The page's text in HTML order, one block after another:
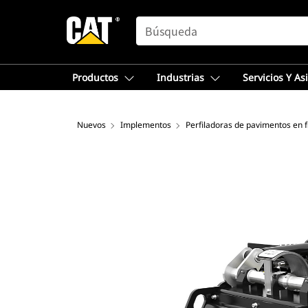
SEARCH
Productos Industrias Servicios Y
Nuevos Implementos Perfiladoras de pavimentos en